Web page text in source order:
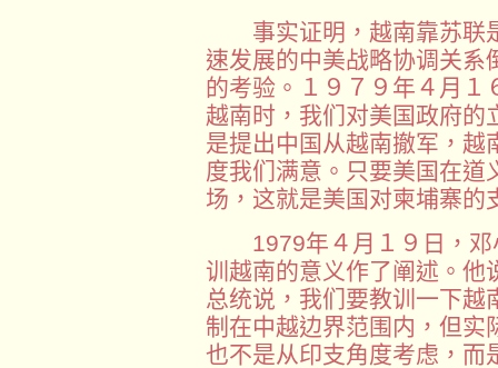
事实证明，越南靠苏联
速发展的中美战略协调关系
的考验。１９７９年４月１
越南时，我们对美国政府的
是提出中国从越南撤军，越
度我们满意。只要美国在道
场，这就是美国对柬埔寨的
1979年４月１９日，邓
训越南的意义作了阐述。他
总统说，我们要教训一下越
制在中越边界范围内，但实
也不是从印支角度考虑，而